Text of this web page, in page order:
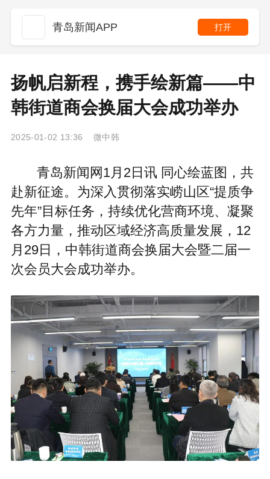
青岛新闻APP 打开
扬帆启新程，携手绘新篇——中
韩街道商会换届大会成功举办
2025-01-02 13:36 微中韩
青岛新闻网1月2日讯 同心绘蓝图，共
赴新征途。为深入贯彻落实崂山区“提质争
先年”目标任务，持续优化营商环境、凝聚
各方力量，推动区域经济高质量发展，12
月29日，中韩街道商会换届大会暨二届一
次会员大会成功举办。